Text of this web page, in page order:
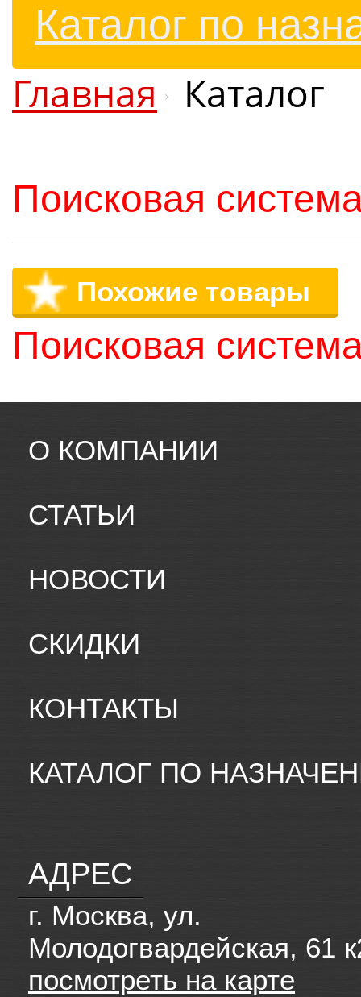
Каталог по
Главная Каталог
Поисковая
Похожие товары
Поисковая
О КОМПАНИИ
СТАТЬИ
НОВОСТИ
СКИДКИ
КОНТАКТЫ
КАТАЛОГ ПО
АДРЕС
г. Москва, ул.
Молодогвардейская, 61
посмотреть на карте